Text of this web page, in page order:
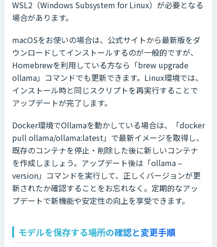
WSL2（Windows Subsystem for Linux）が必要となる
場合があります。
macOSをお使いの場合は、公式サイトから最新版をダ
ウンロードしてインストールするのが一般的ですが、
Homebrewを利用している方なら「brew upgrade
ollama」コマンドでも更新できます。Linux環境では、
インストール時と同じスクリプトを再実行することで
アップデートが完了します。
Docker環境でOllamaを動かしている場合は、「docker
pull ollama/ollama:latest」で最新イメージを取得し、
既存のコンテナを停止・削除した後に新しいコンテナ
を作成しましょう。アップデート後は「ollama –
version」コマンドを実行して、正しくバージョンが更
新されたか確認することをお忘れなく。定期的なアッ
プデートで新機能や安定性の向上を享受できます。
モデルを保存する場所の確認と変更手順